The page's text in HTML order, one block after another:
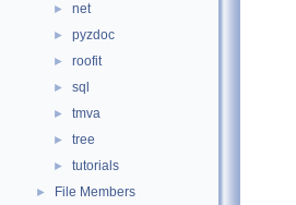
► net
► pyzdoc
► roofit
► sql
► tmva
► tree
► tutorials
► File Members